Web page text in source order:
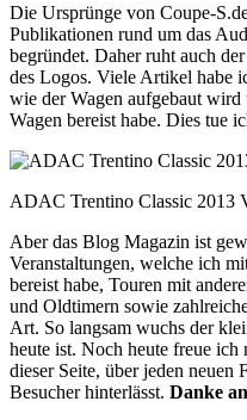
Die Ursprünge von Coupe-
Publikationen rund um das
begründet. Daher ruht auch
des Logos. Viele Artikel habe
wie der Wagen aufgebaut
Wagen bereist habe. Dies tue
ADAC Trentino Classic 2013
Aber das Blog Magazin ist
Veranstaltungen, welche ich
bereist habe, Touren mit
und Oldtimern sowie
Art. So langsam wuchs der
heute ist. Noch heute freue ich
dieser Seite, über jeden
Besucher hinterlässt. Danke